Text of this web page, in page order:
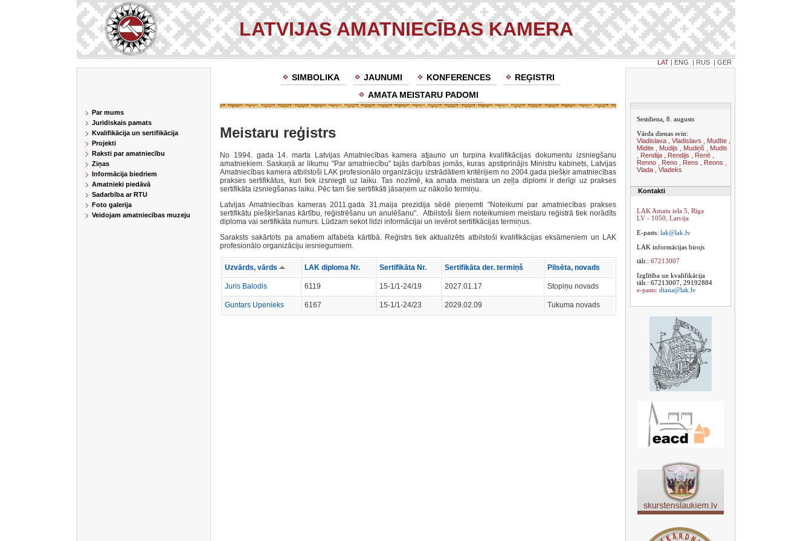
LATVIJAS AMATNIECĪBAS KAMERA
LAT | ENG | RUS | GER
SIMBOLIKA JAUNUMI KONFERENCES
REĢISTRI
AMATA MEISTARU PADOMI
Par mums
Juridiskais pamats
Kvalifikācija un sertifikācija
Projekti
Raksti par amatniecību
Ziņas
Informācija biedriem
Amatnieki piedāvā
Sadarbība ar RTU
Foto galerija
Veidojam amatniecības muzeju
Meistaru reģistrs
No 1994. gada 14. marta Latvijas Amatniecības kamera atjauno un turpina kvalifikācijas dokumentu izsniegšanu
amatniekiem. Saskaņā ar likumu "Par amatniecību" tajās darbības jomās, kuras apstiprinājis Ministru kabinets, Latvijas
Amatniecības kamera atbilstoši LAK profesionālo organizāciju izstrādātiem kritērijiem no 2004.gada piešķir amatniecības
prakses sertifikātus, kuri tiek izsniegti uz laiku. Tas nozīmē, ka amata meistara un zeļļa diplomi ir derīgi uz prakses
sertifikāta izsniegšanas laiku. Pēc tam šie sertifikāti jāsaņem uz nākošo termiņu.
Latvijas Amatniecības kameras 2011.gada 31.maija prezidija sēdē pieņemti "Noteikumi par amatniecības prakses
sertifikātu piešķiršanas kārtību, reģistrēšanu un anulēšanu". Atbilstoši šiem noteikumiem meistaru reģistrā tiek norādīts
diploma vai sertifikāta numurs. Lūdzam sekot līdzi informācijai un ievērot sertifikācijas termiņus.
Saraksts sakārtots pa amatiem alfabeta kārtībā. Reģistrs tiek aktualizēts atbilstoši kvalifikācijas eksāmeniem un LAK
profesionālo organizāciju iesniegumiem.
Uzvārds, vārds LAK diploma Nr. Sertifikāta Nr. Sertifikāta der. termiņš Pilsēta, novads
Juris Balodis 6119 15-1/1-24/19 2027.01.17 Stopiņu novads
Guntars Upenieks 6167 15-1/1-24/23 2029.02.09 Tukuma novads
Sestdiena, 8. augusts
Vārda dienas svin:
Vladislava , Vladislavs , Mudīte ,
Midite , Mudijs , Mudiņš , Mudis
, Rendija , Rendijs , Renē ,
Renno , Reno , Rens , Reons ,
Vlada , Vladeks
Kontakti
LAK Amatu iela 5, Rīga
LV - 1050, Latvija
E-pasts: lak@lak.lv
LAK informācijas birojs
tālr.: 67213007
Izglītība un kvalifikācija
tālr.: 67213007, 29192884
e-pasts: diana@lak.lv